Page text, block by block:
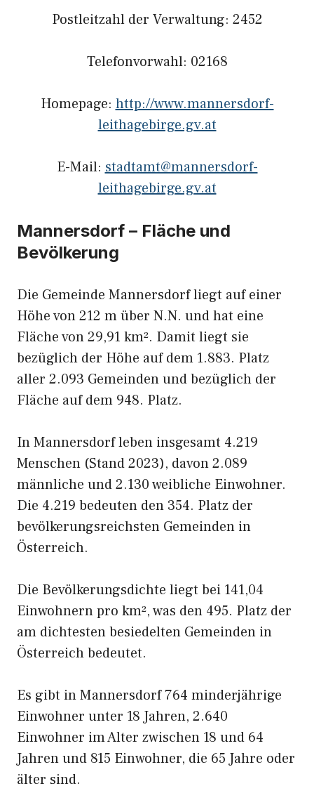
Postleitzahl der Verwaltung: 2452
Telefonvorwahl: 02168
Homepage: http://www.mannersdorf-
leithagebirge.gv.at
E-Mail: stadtamt@mannersdorf-
leithagebirge.gv.at
Mannersdorf – Fläche und
Bevölkerung
Die Gemeinde Mannersdorf liegt auf einer
Höhe von 212 m über N.N. und hat eine
Fläche von 29,91 km². Damit liegt sie
bezüglich der Höhe auf dem 1.883. Platz
aller 2.093 Gemeinden und bezüglich der
Fläche auf dem 948. Platz.
In Mannersdorf leben insgesamt 4.219
Menschen (Stand 2023), davon 2.089
männliche und 2.130 weibliche Einwohner.
Die 4.219 bedeuten den 354. Platz der
bevölkerungsreichsten Gemeinden in
Österreich.
Die Bevölkerungsdichte liegt bei 141,04
Einwohnern pro km², was den 495. Platz der
am dichtesten besiedelten Gemeinden in
Österreich bedeutet.
Es gibt in Mannersdorf 764 minderjährige
Einwohner unter 18 Jahren, 2.640
Einwohner im Alter zwischen 18 und 64
Jahren und 815 Einwohner, die 65 Jahre oder
älter sind.